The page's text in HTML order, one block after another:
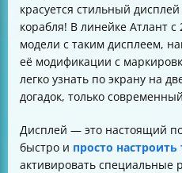
красуется стильный
корабля! В линейке Атлант с
модели с таким дисплеем,
её модификации с
легко узнать по экрану на
догадок, только
Дисплей — это настоящий
быстро и просто
активировать специальные